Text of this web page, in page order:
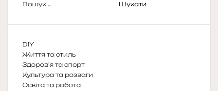
Пошук:
DIY
Життя та стиль
Здоров’я та спорт
Культура та розваги
Освіта та робота